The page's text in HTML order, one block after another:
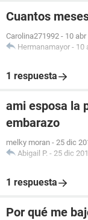
Cuantos
Carolina271992 - 10
Hermanamayor - 10
1 respuesta
ami esposa la
embarazo
melky moran - 25 dic
Abigail P. - 25 dic
1 respuesta
Por qué me